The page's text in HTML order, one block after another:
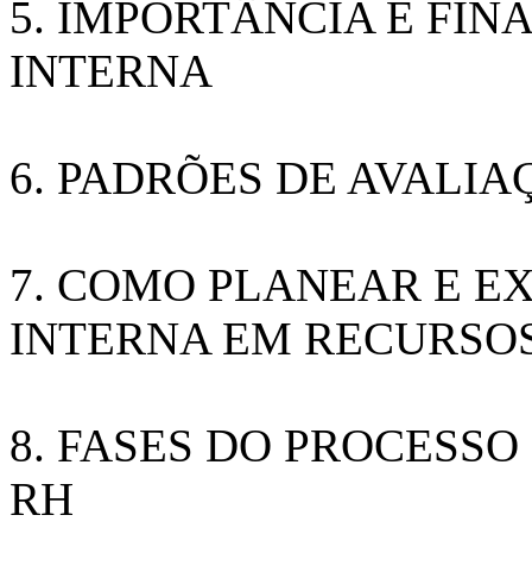
5. IMPORTÂNCIA E
INTERNA
6. PADRÕES DE
7. COMO PLANEAR E
INTERNA EM
8. FASES DO
RH